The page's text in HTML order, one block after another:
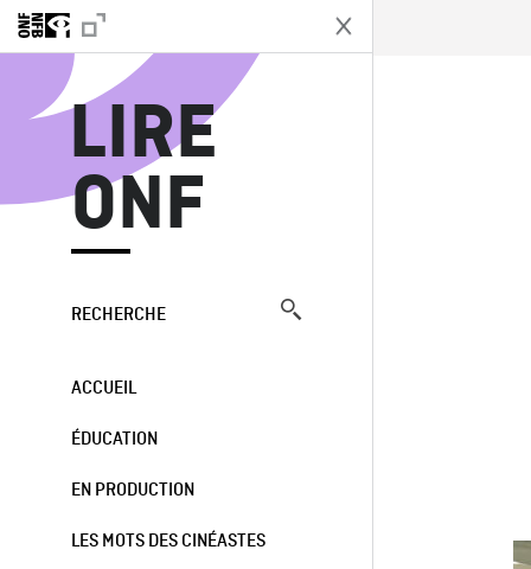
LIRE
ONF
RECHERCHE
ACCUEIL
ÉDUCATION
EN PRODUCTION
LES MOTS DES CINÉASTES